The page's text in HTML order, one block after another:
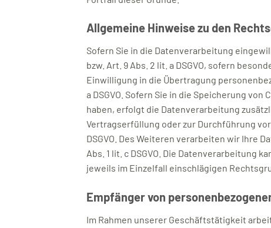
Allgemeine Hinweise zu den
Sofern Sie in die Datenverarbeitung
bzw. Art. 9 Abs. 2 lit. a DSGVO, sofern
Einwilligung in die Übertragung
a DSGVO. Sofern Sie in die Speicherung
haben, erfolgt die Datenverarbeitung
Vertragserfüllung oder zur Durchführung
DSGVO. Des Weiteren verarbeiten wir Ihre
Abs. 1 lit. c DSGVO. Die Datenverarbeitung
jeweils im Einzelfall einschlägigen
Empfänger von
Im Rahmen unserer Geschäftstätigkeit